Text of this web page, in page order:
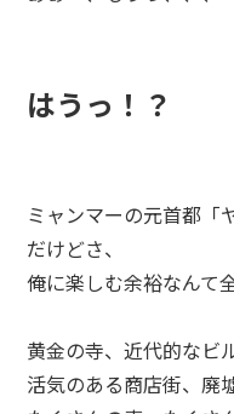
はうっ！？
ミャンマーの元首都「
だけどさ、
俺に楽しむ余裕なんて
黄金の寺、近代的なビ
活気のある商店街、廃